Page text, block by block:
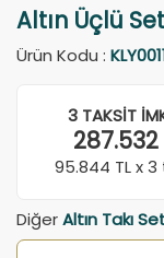
Altın Üçlü Set
Ürün Kodu :
3 TAKSIT
287.532
95.844 TL x
DiğerAltın Takı